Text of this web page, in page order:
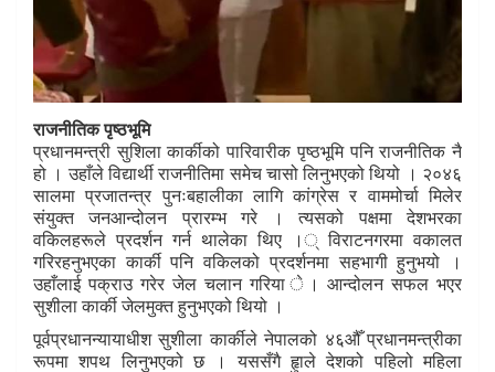
राजनीतिक पृष्ठभूमि
प्रधानमन्त्री सुशिला कार्कीको पारिवारीक पृष्ठभूमि पनि राजनीतिक नै
हो । उहाँले विद्यार्थी राजनीतिमा समेच चासो लिनुभएको थियो । २०४६
सालमा प्रजातन्त्र पुनःबहालीका लागि कांग्रेस र वाममोर्चा मिलेर
संयुक्त जनआन्दोलन प्रारम्भ गरे । त्यसको पक्षमा देशभरका
वकिलहरूले प्रदर्शन गर्न थालेका थिए ।् विराटनगरमा वकालत
गरिरहनुभएका कार्की पनि वकिलको प्रदर्शनमा सहभागी हुनुभयो ।
उहाँलाई पक्राउ गरेर जेल चलान गरिया े। आन्दोलन सफल भएर
सुशीला कार्की जेलमुक्त हुनुभएको थियो ।
पूर्वप्रधानन्यायाधीश सुशीला कार्कीले नेपालको ४६औँ प्रधानमन्त्रीका
रूपमा शपथ लिनुभएको छ । यससँगै हृुाले देशको पहिलो महिला